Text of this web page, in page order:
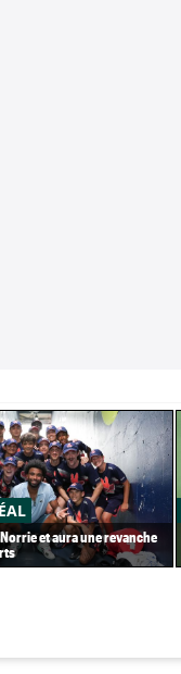
et aura une revanche